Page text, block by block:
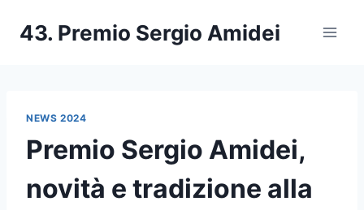
43. Premio Sergio Amidei
NEWS 2024
Premio Sergio Amidei,
novità e tradizione alla